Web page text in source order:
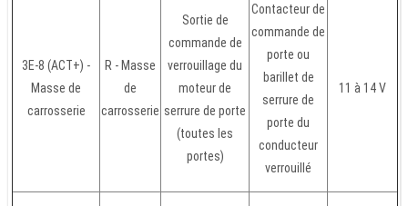
3E-8 (ACT+) -
Masse de
carrosserie
R - Masse
de
carrosserie
Sortie de
commande de
verrouillage du
moteur de
serrure de porte
(toutes les
portes)
Contacteur de
commande de
porte ou
barillet de
serrure de
porte du
conducteur
verrouillé
11 à 14 V